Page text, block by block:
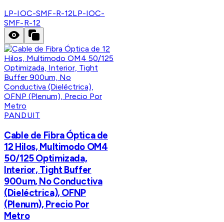
LP-IOC-SMF-R-12LP-IOC-
SMF-R-12
PANDUIT
Cable de Fibra Óptica de
12 Hilos, Multimodo OM4
50/125 Optimizada,
Interior, Tight Buffer
900um, No Conductiva
(Dieléctrica), OFNP
(Plenum), Precio Por
Metro